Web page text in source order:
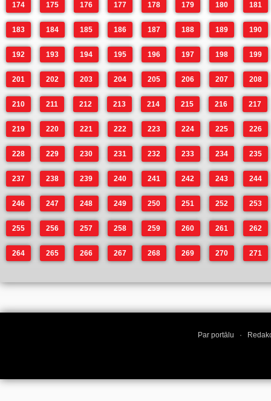
174 175 176 177 178 179 180 181
183 184 185 186 187 188 189 190
192 193 194 195 196 197 198 199
201 202 203 204 205 206 207 208
210 211 212 213 214 215 216 217
219 220 221 222 223 224 225 226
228 229 230 231 232 233 234 235
237 238 239 240 241 242 243 244
246 247 248 249 250 251 252 253
255 256 257 258 259 260 261 262
264 265 266 267 268 269 270 271
Par portālu ·